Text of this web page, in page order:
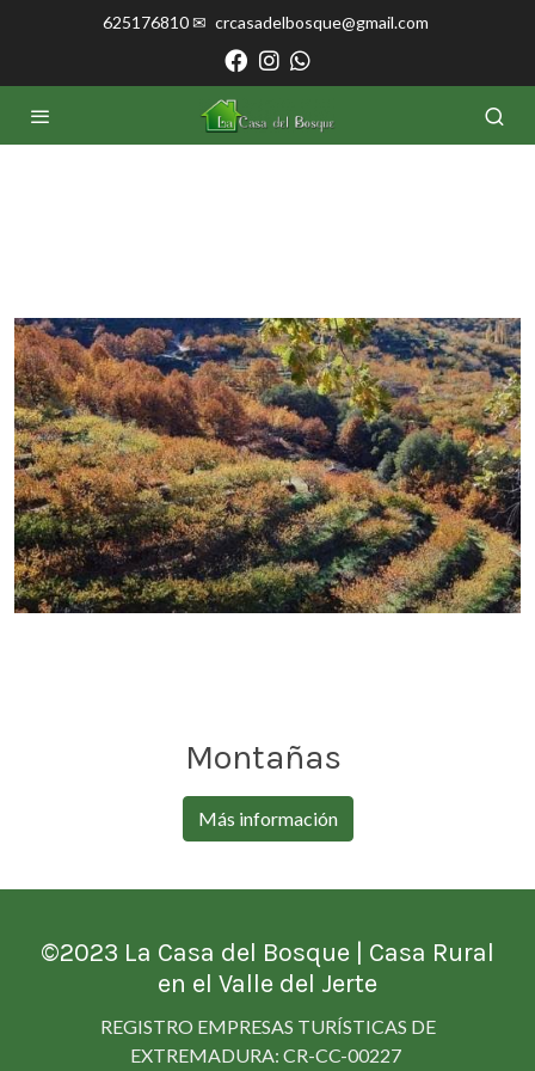
625176810 ✉ crcasadelbosque@gmail.com
Montañas
Más información
©2023 La Casa del Bosque | Casa Rural
en el Valle del Jerte
REGISTRO EMPRESAS TURÍSTICAS DE
EXTREMADURA: CR-CC-00227